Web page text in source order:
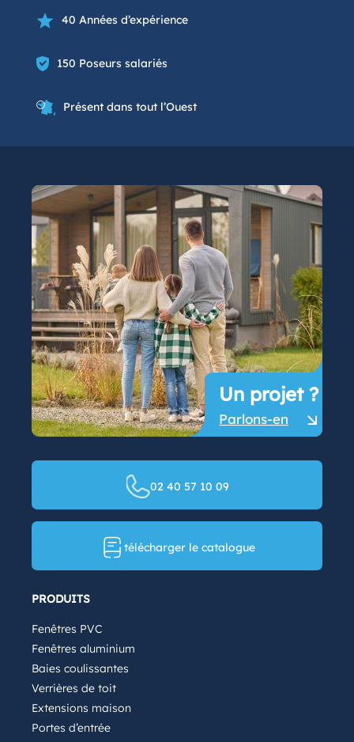
40 Années d’expérience
150 Poseurs salariés
Présent dans tout l’Ouest
Un projet ?
Parlons-en
PRODUITS
Fenêtres PVC
Fenêtres aluminium
Baies coulissantes
Verrières de toit
Extensions maison
Portes d’entrée
02 40 57 10 09
télécharger le catalogue